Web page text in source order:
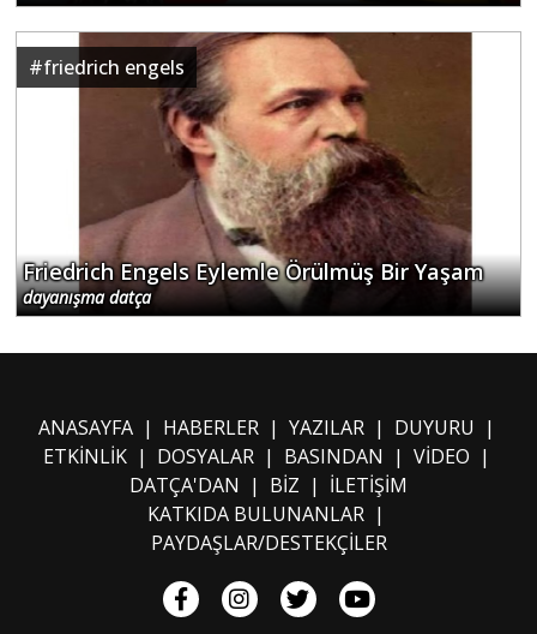
#friedrich engels
Friedrich Engels Eylemle Örülmüş Bir Yaşam
dayanışma datça
ANASAYFA| HABERLER| YAZILAR| DUYURU |
ETKİNLİK| DOSYALAR| BASINDAN | VİDEO |
DATÇA'DAN | BİZ | İLETİŞİM
KATKIDA BULUNANLAR |
PAYDAŞLAR/DESTEKÇİLER